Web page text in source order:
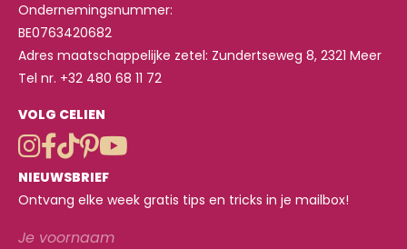
Ondernemingsnummer:
BE0763420682
Adres maatschappelijke zetel: Zundertseweg 8, 2321 Meer
Tel nr. +32 480 68 11 72
VOLG CELIEN
NIEUWSBRIEF
Ontvang elke week gratis tips en tricks in je mailbox!